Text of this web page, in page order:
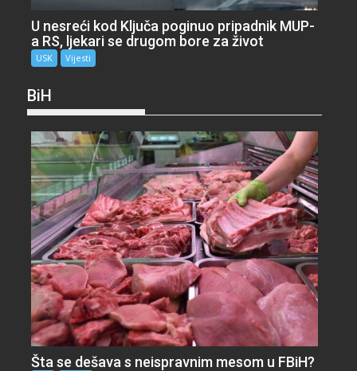
U nesreći kod Ključa poginuo pripadnik MUP-
a RS, ljekari se drugom bore za život
USK Vijesti
BiH
Šta se dešava s neispravnim mesom u FBiH?